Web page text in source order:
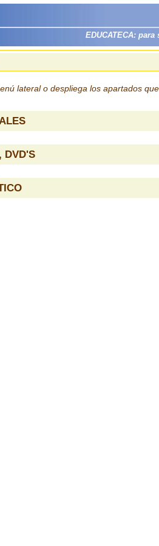
EDUCATECA:
lateral o despliega los apartados
DVD'S